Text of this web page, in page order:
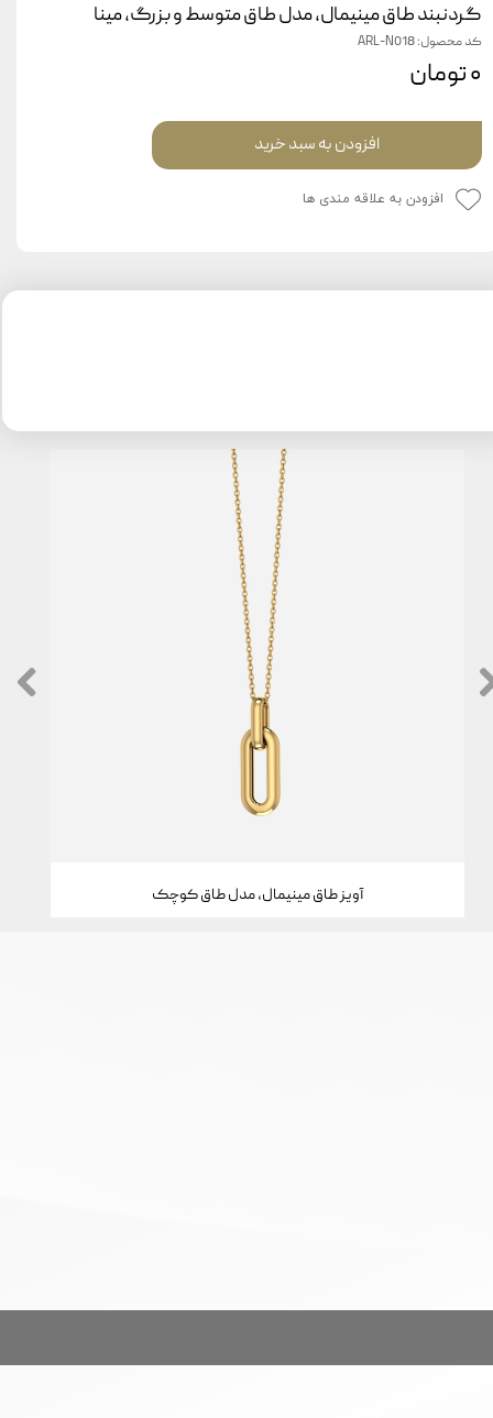
گردنبند طاق مینیمال، مدل طاق متوسط و بزرگ، مینا
کد محصول: ARL-N018
۰ تومان
افزودن به سبد خرید
افزودن به علاقه مندی ها
آویز طاق مینیمال، مدل طاق کوچک